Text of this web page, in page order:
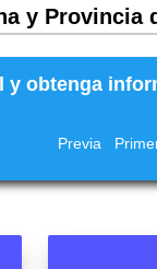
y Provincia
obtenga
Previa